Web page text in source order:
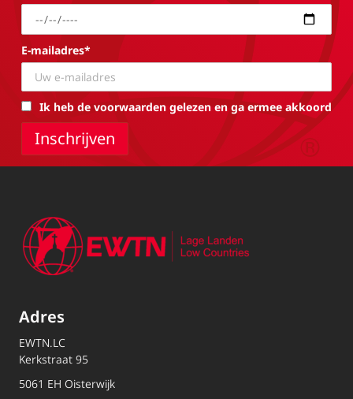
E-mailadres*
Ik heb de voorwaarden gelezen en ga ermee akkoord
Adres
EWTN.LC
Kerkstraat 95
5061 EH Oisterwijk